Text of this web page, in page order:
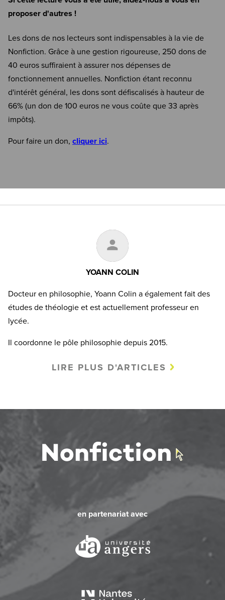
proposer d'autres !
Les dons de nos lecteurs sont indispensables à la vie de
Nonfiction. Grâce à une gestion rigoureuse, 250 dons de
40 euros suffiraient à assurer nos dépenses de
fonctionnement annuelles. Nonfiction étant reconnu
d'intérêt général, les dons sont défiscalisés à hauteur de
66% (un don de 100 euros ne vous coûte que 33 après
impôts).
Pour faire un don, cliquer ici.
YOANN COLIN
Docteur en philosophie, Yoann Colin a également fait des
études de théologie et est actuellement professeur en
lycée.
Il coordonne le pôle philosophie depuis 2015.
LIRE PLUS D'ARTICLES
en partenariat avec